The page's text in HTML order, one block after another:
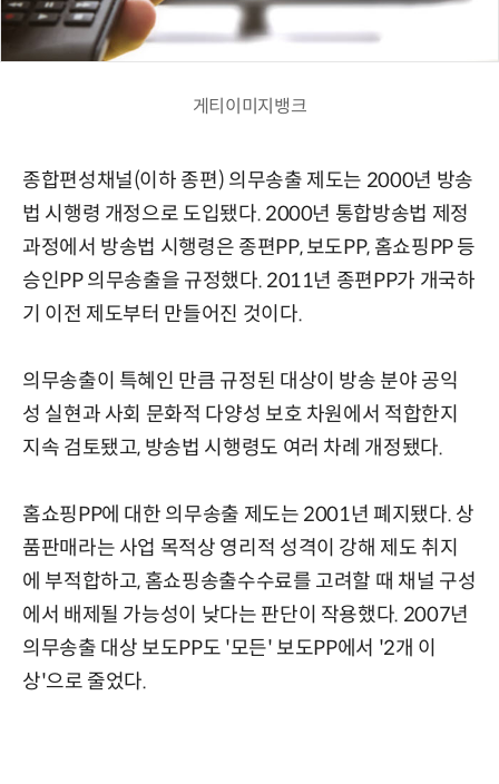
게티이미지뱅크
종합편성채널(이하 종편) 의무송출 제도는 2000년 방송
법 시행령 개정으로 도입됐다. 2000년 통합방송법 제정
과정에서 방송법 시행령은 종편PP, 보도PP, 홈쇼핑PP 등
승인PP 의무송출을 규정했다. 2011년 종편PP가 개국하
기 이전 제도부터 만들어진 것이다.
의무송출이 특혜인 만큼 규정된 대상이 방송 분야 공익
성 실현과 사회 문화적 다양성 보호 차원에서 적합한지
지속 검토됐고, 방송법 시행령도 여러 차례 개정됐다.
홈쇼핑PP에 대한 의무송출 제도는 2001년 폐지됐다. 상
품판매라는 사업 목적상 영리적 성격이 강해 제도 취지
에 부적합하고, 홈쇼핑송출수수료를 고려할 때 채널 구성
에서 배제될 가능성이 낮다는 판단이 작용했다. 2007년
의무송출 대상 보도PP도 '모든' 보도PP에서 '2개 이
상'으로 줄었다.